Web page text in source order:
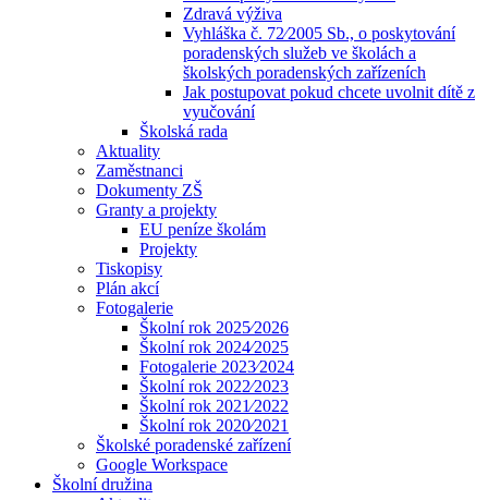
Zdravá výživa
Vyhláška č. 72⁄2005 Sb., o poskytování
poradenských služeb ve školách a
školských poradenských zařízeních
Jak postupovat pokud chcete uvolnit dítě z
vyučování
Školská rada
Aktuality
Zaměstnanci
Dokumenty ZŠ
Granty a projekty
EU peníze školám
Projekty
Tiskopisy
Plán akcí
Fotogalerie
Školní rok 2025⁄2026
Školní rok 2024⁄2025
Fotogalerie 2023⁄2024
Školní rok 2022⁄2023
Školní rok 2021⁄2022
Školní rok 2020⁄2021
Školské poradenské zařízení
Google Workspace
Školní družina